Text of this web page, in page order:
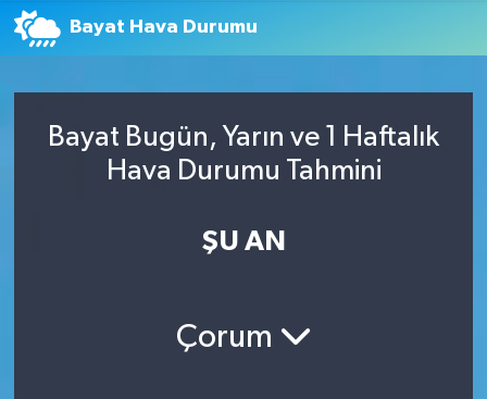
Bayat Hava Durumu
Bayat Bugün, Yarın ve 1 Haftalık
Hava Durumu Tahmini
ŞU AN
Çorum
Son Dakika Haberleri